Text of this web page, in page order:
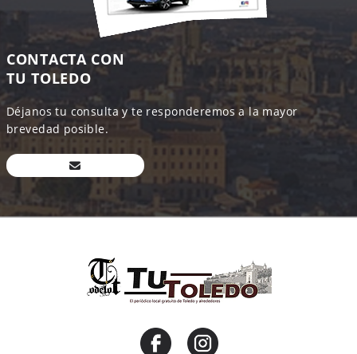
CONTACTA CON
TU TOLEDO
Déjanos tu consulta y te responderemos a la mayor
brevedad posible.